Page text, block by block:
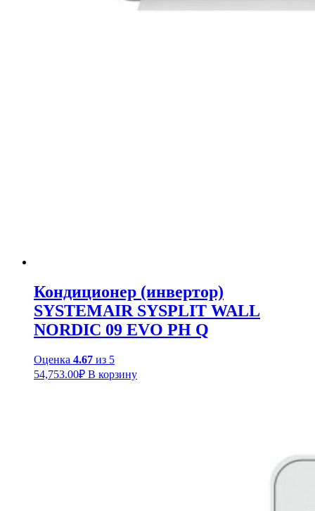
Кондиционер (инвертор)
SYSTEMAIR SYSPLIT WALL
NORDIC 09 EVO PH Q
Оценка 4.67 из 5
54,753.00₽ В корзину